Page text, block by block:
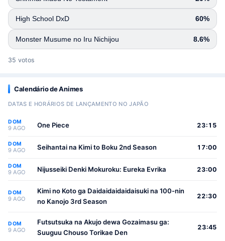
High School DxD 60%
Monster Musume no Iru Nichijou 8.6%
35 votos
Calendário de Animes
DATAS E HORÁRIOS DE LANÇAMENTO NO JAPÃO
DOM
9 AGO One Piece 23:15
DOM
9 AGO Seihantai na Kimi to Boku 2nd Season 17:00
DOM
9 AGO Nijusseiki Denki Mokuroku: Eureka Evrika 23:00
DOM
9 AGO
Kimi no Koto ga Daidaidaidaidaisuki na 100-nin
no Kanojo 3rd Season
22:30
DOM
9 AGO
Futsutsuka na Akujo dewa Gozaimasu ga:
Suuguu Chouso Torikae Den
23:45